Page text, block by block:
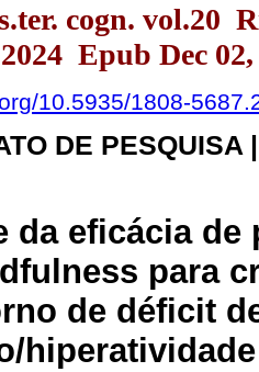
cogn. vol.20
Epub Dec 02,
10.5935/1808-
DE PESQUISA
da eficácia de
para
de déficit
hiperatividade